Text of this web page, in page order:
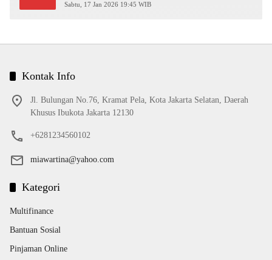
Sabtu, 17 Jan 2026 19:45 WIB
Kontak Info
Jl. Bulungan No.76, Kramat Pela, Kota Jakarta Selatan, Daerah
Khusus Ibukota Jakarta 12130
+6281234560102
miawartina@yahoo.com
Kategori
Multifinance
Bantuan Sosial
Pinjaman Online